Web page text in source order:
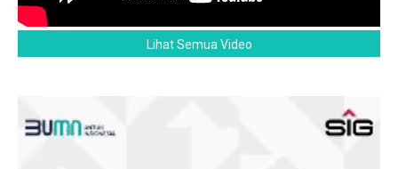
Lihat Semua Video